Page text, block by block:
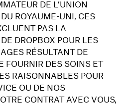
DE L’UNION
ROYAUME-UNI, CES
PAS LA
DROPBOX POUR LES
RÉSULTANT DE
FOURNIR DES SOINS ET
RAISONNABLES POUR
OU DE NOS
CONTRAT AVEC VOUS,